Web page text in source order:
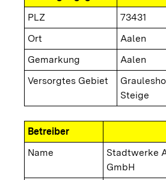
PLZ
73431
Ort
Aalen
Gemarkung
Aalen
Versorgtes Gebiet
Steige
Betreiber
Name
Stadtwerke
GmbH